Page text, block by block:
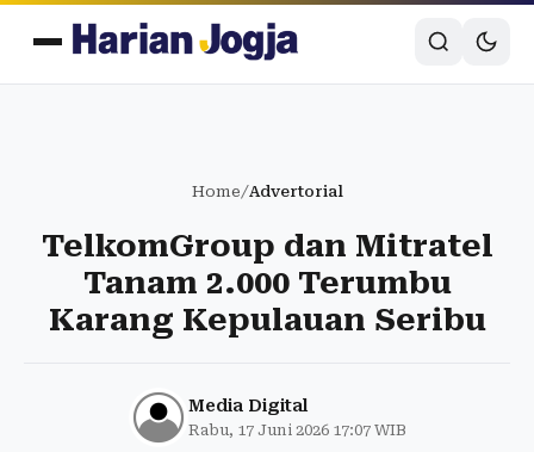
Home/Advertorial
TelkomGroup dan Mitratel
Tanam 2.000 Terumbu
Karang Kepulauan Seribu
Media Digital
Rabu, 17 Juni 2026 17:07 WIB